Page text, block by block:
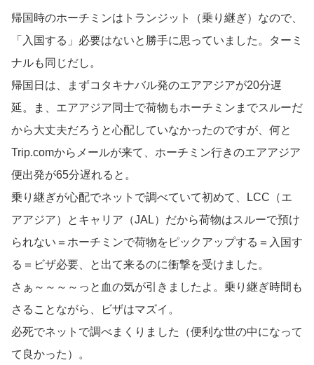
帰国時のホーチミンはトランジット（乗り継ぎ）なので、
「入国する」必要はないと勝手に思っていました。ターミ
ナルも同じだし。
帰国日は、まずコタキナバル発のエアアジアが20分遅
延。ま、エアアジア同士で荷物もホーチミンまでスルーだ
から大丈夫だろうと心配していなかったのですが、何と
Trip.comからメールが来て、ホーチミン行きのエアアジア
便出発が65分遅れると。
乗り継ぎが心配でネットで調べていて初めて、LCC（エ
アアジア）とキャリア（JAL）だから荷物はスルーで預け
られない＝ホーチミンで荷物をピックアップする＝入国す
る＝ビザ必要、と出て来るのに衝撃を受けました。
さぁ～～～～っと血の気が引きましたよ。乗り継ぎ時間も
さることながら、ビザはマズイ。
必死でネットで調べまくりました（便利な世の中になって
て良かった）。